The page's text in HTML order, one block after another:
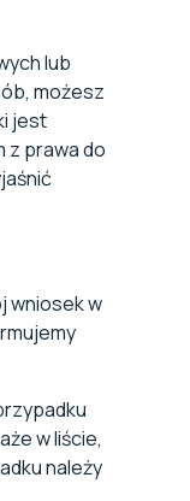
lub
możesz
jest
z prawa do
wniosek w
w liście,
należy